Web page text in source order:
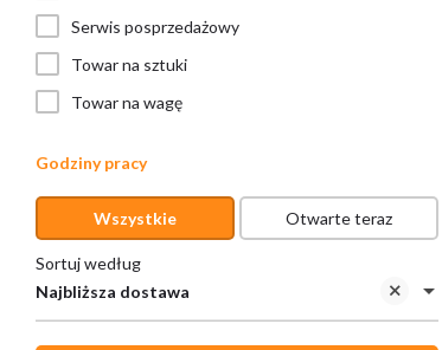
Serwis posprzedażowy
Towar na sztuki
Towar na wagę
Godziny pracy
Wszystkie Otwarte teraz
Najbliższa dostawa
Sortuj według